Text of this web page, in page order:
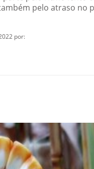
pelo atraso no
por: